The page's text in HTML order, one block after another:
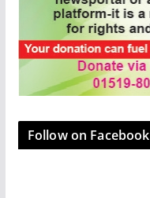
Follow on Facebook